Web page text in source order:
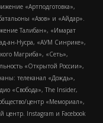
«Артподготовка»,
«Азов» и «Айдар».
Талибан», «Имарат
ан-Нусра, «АУМ Синрике»,
Магриба», «Сеть»,
«Открытой России»,
телеканал «Дождь»,
«Свобода», The Insider,
центр «Мемориал»,
Instagram и Facebook